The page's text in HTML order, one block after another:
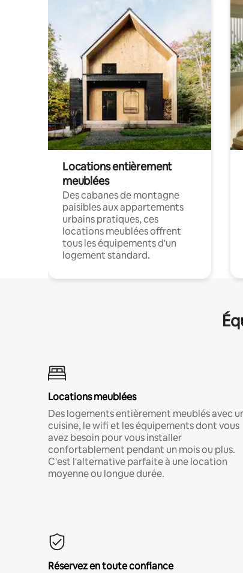
Locations entièrement
meublées
Des cabanes de montagne
paisibles aux appartements
urbains pratiques, ces
locations meublées offrent
tous les équipements d'un
logement standard.
Locations meublées
Des logements entièrement meublés avec
cuisine, le wifi et les équipements dont vous
avez besoin pour vous installer
confortablement pendant un mois ou plus.
C'est l'alternative parfaite à une location
moyenne ou longue durée.
Réservez en toute confiance